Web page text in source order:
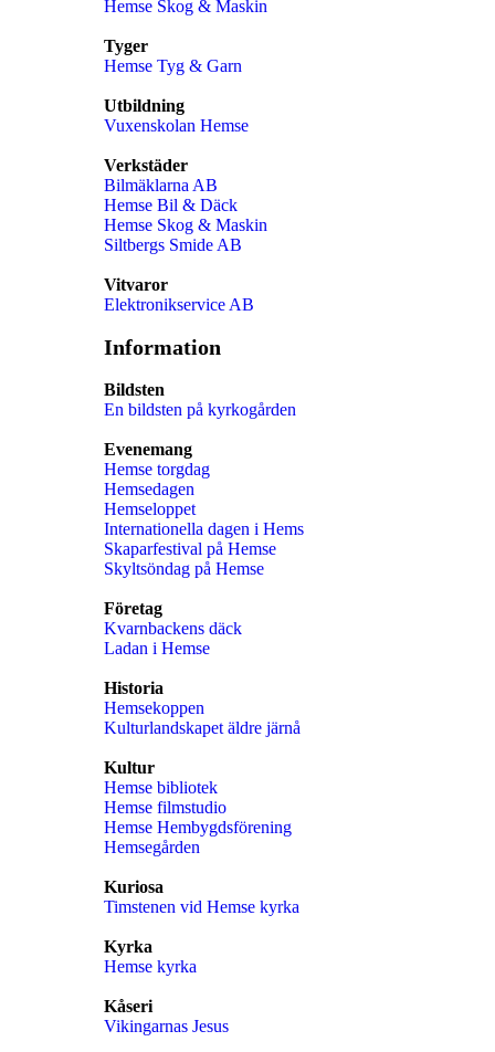
Hemse Skog & Maskin
Tyger
Hemse Tyg & Garn
Utbildning
Vuxenskolan Hemse
Verkstäder
Bilmäklarna AB
Hemse Bil & Däck
Hemse Skog & Maskin
Siltbergs Smide AB
Vitvaror
Elektronikservice AB
Information
Bildsten
En bildsten på kyrkogården
Evenemang
Hemse torgdag
Hemsedagen
Hemseloppet
Internationella dagen i Hems
Skaparfestival på Hemse
Skyltsöndag på Hemse
Företag
Kvarnbackens däck
Ladan i Hemse
Historia
Hemsekoppen
Kulturlandskapet äldre järnå
Kultur
Hemse bibliotek
Hemse filmstudio
Hemse Hembygdsförening
Hemsegården
Kuriosa
Timstenen vid Hemse kyrka
Kyrka
Hemse kyrka
Kåseri
Vikingarnas Jesus